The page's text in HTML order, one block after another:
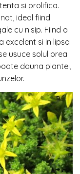
si prolifica.
ideal fiind
cu nisip. Fiind o
excelent si in lipsa
usuce solul prea
dauna plantei,